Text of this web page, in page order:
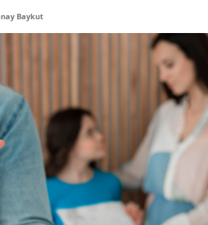
Bilecik
Burdur
Bursa
Çanakkale
Baykut